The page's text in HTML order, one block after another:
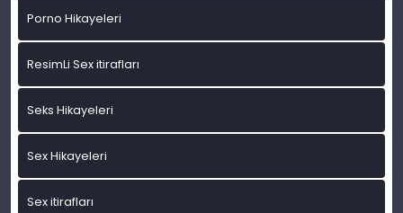
Porno Hikayeleri
ResimLi Sex itirafları
Seks Hikayeleri
Sex Hikayeleri
Sex itirafları